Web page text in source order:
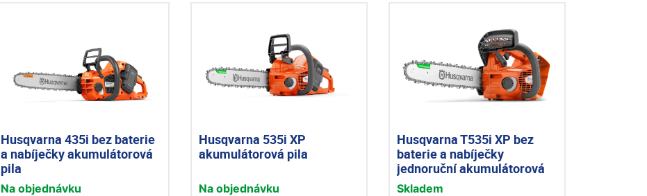
Husqvarna 435i bez baterie
a nabíječky akumulátorová
pila
Na objednávku
Husqvarna 535i XP
akumulátorová pila
Na objednávku
Husqvarna T535i XP bez
baterie a nabíječky
jednoruční akumulátorová
pila
Skladem